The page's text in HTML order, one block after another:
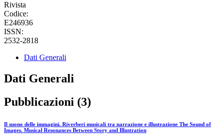
Rivista
Codice:
E246936
ISSN:
2532-2818
Dati Generali
Dati Generali
Pubblicazioni (3)
Il suono delle immagini. Riverberi musicali tra narrazione e illustrazione The Sound of
Images. Musical Resonances Between Story and Illustration